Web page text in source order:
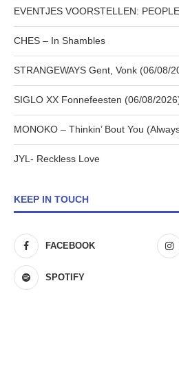
EVENTJES VOORSTELLEN:
CHES – In Shambles
STRANGEWAYS Gent, Vonk (06/08/
SIGLO XX Fonnefeesten (06/08/
MONOKO – Thinkin’ Bout You
JYL- Reckless Love
KEEP IN TOUCH
FACEBOOK
SPOTIFY